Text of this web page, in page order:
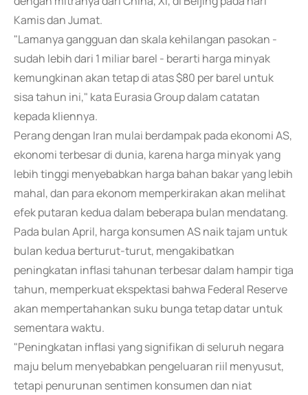
Kamis dan Jumat.
"Lamanya gangguan dan skala kehilangan pasokan -
sudah lebih dari 1 miliar barel - berarti harga minyak
kemungkinan akan tetap di atas $80 per barel untuk
sisa tahun ini," kata Eurasia Group dalam catatan
kepada kliennya.
Perang dengan Iran mulai berdampak pada ekonomi AS,
ekonomi terbesar di dunia, karena harga minyak yang
lebih tinggi menyebabkan harga bahan bakar yang lebih
mahal, dan para ekonom memperkirakan akan melihat
efek putaran kedua dalam beberapa bulan mendatang.
Pada bulan April, harga konsumen AS naik tajam untuk
bulan kedua berturut-turut, mengakibatkan
peningkatan inflasi tahunan terbesar dalam hampir tiga
tahun, memperkuat ekspektasi bahwa Federal Reserve
akan mempertahankan suku bunga tetap datar untuk
sementara waktu.
"Peningkatan inflasi yang signifikan di seluruh negara
maju belum menyebabkan pengeluaran riil menyusut,
tetapi penurunan sentimen konsumen dan niat